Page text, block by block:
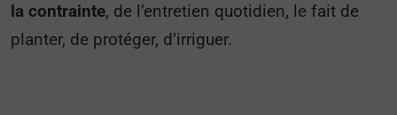
la contrainte, de l’entretien quotidien, le fait de
planter, de protéger, d’irriguer.